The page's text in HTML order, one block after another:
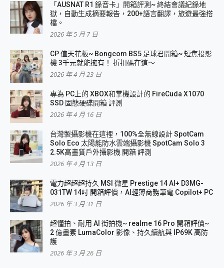
「AUSNAT R1 錄音卡」開箱評測~ 終結會議紀錄地
獄，自動生成摘要報告，200+語言翻譯，旅遊最強搭
檔。
2026 年 5 月 7 日
CP 值天花板~ Bongcom BS5 足球君開箱~ 短焦投影
機 3千元就能擁有！ 折扣碼在這～
2026 年 4 月 23 日
專為 PC上的 XBOX和掌機設計的 FireCuda X1070
SSD 固態硬碟開箱 評測
2026 年 4 月 16 日
台灣製攝影機在這裡，100%全無線設計 SpotCam
Solo Eco 太陽能防水雲端攝影機 SpotCam Solo 3
2.5K高畫質戶外攝影機 開箱 評測
2026 年 4 月 13 日
電力超超超持久 MSI 微星 Prestige 14 AI+ D3MG-
031TW 14吋 開箱評價，AI輕薄商務筆電 Copilot+ PC
2026 年 3 月 31 日
超懂拍、耐用 AI 街拍機~ realme 16 Pro 開箱評價~
2 億畫素 LumaColor 影像、持久續航與 IP69K 高防
護
2026 年 3 月 26 日